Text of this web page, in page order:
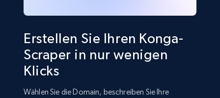
Erstellen Sie Ihren Konga-
Scraper in nur wenigen
Klicks
Wählen Sie die Domain, beschreiben Sie Ihre